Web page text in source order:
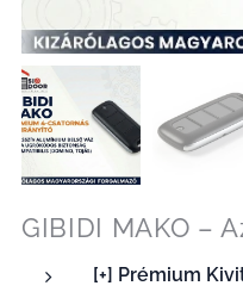
GIBIDI MAKO –
[+] Prémium